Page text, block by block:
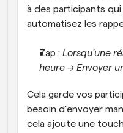
à des participants
automatisez les
Zap : Lorsqu'une
heure → Envoyer
Cela garde vos
besoin d'envoyer
cela ajoute une